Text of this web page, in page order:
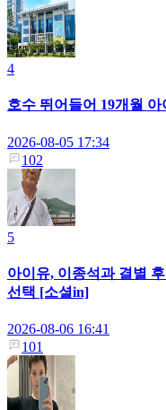
4
호수 뛰어들어 19개월 아
2026-08-05 17:34
102
5
아이유, 이종석과 결별
선택 [소셜in]
2026-08-06 16:41
101